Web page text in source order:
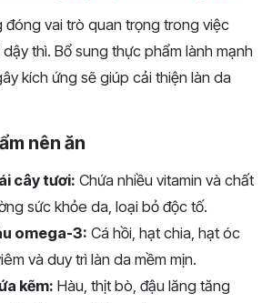
đóng vai trò quan trọng trong việc
thì. Bổ sung thực phẩm lành mạnh
kích ứng sẽ giúp cải thiện làn da
nên ăn
cây tươi: Chứa nhiều vitamin và chất
sức khỏe da, loại bỏ độc tố.
omega-3: Cá hồi, hạt chia, hạt óc
và duy trì làn da mềm mịn.
kẽm: Hàu, thịt bò, đậu lăng tăng